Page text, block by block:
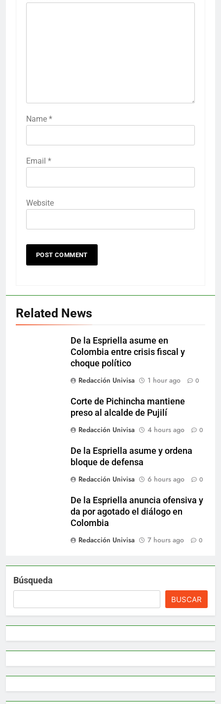
Name *
Email *
Website
Related News
De la Espriella asume en
Colombia entre crisis fiscal y
choque político
Redacción Univisa
1 hour ago 0
Corte de Pichincha mantiene
preso al alcalde de Pujilí
Redacción Univisa
4 hours ago 0
De la Espriella asume y ordena
bloque de defensa
Redacción Univisa
6 hours ago 0
De la Espriella anuncia ofensiva y
da por agotado el diálogo en
Colombia
Redacción Univisa
7 hours ago 0
Búsqueda
BUSCAR